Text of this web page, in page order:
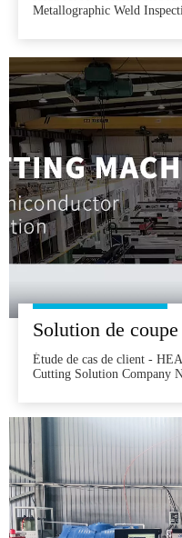
Metallographic Weld
Étude de cas de client -
Cutting Solution Company
instituts de recherche de
recherche Wafer
MEMS Manufacture